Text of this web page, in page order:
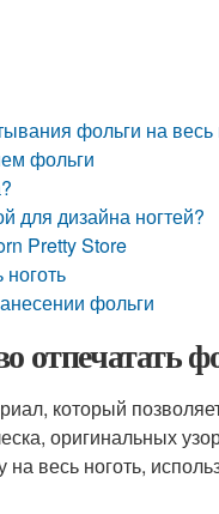
фольги на весь
фольги
для дизайна ногтей?
Pretty Store
фольги
отпечатать
который
оригинальных
весь ноготь,